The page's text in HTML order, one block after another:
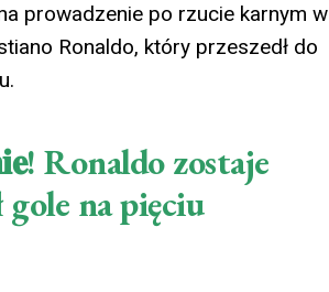
prowadzenie po rzucie karnym w
Ronaldo, który przeszedł do
Ronaldo zostaje
na pięciu